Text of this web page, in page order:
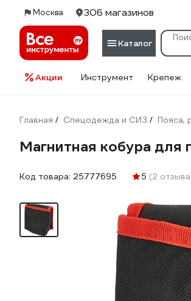
Москва 306 магазинов
Каталог
Акции Инструмент Крепеж
Главная / Спецодежда и СИЗ / Пояса,
Магнитная кобура для
Код товара: 25777695 5 (2